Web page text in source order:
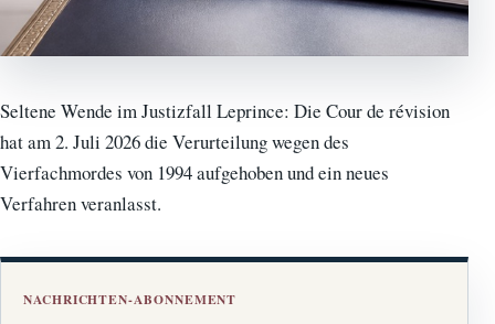
Seltene Wende im Justizfall Leprince: Die Cour de révision
hat am 2. Juli 2026 die Verurteilung wegen des
Vierfachmordes von 1994 aufgehoben und ein neues
Verfahren veranlasst.
NACHRICHTEN-ABONNEMENT